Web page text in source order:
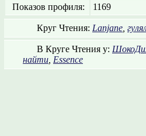
Показов профиля:
1169
Круг Чтения: Lanjane
В Круге Чтения у:
найти Essence